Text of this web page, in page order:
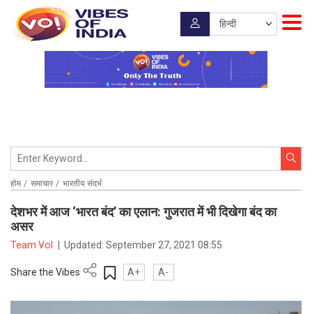
होम समाचार भारतीय संदर्भ
देशभर में आज ‘भारत बंद’ का एलान: गुजरात में भी दिखेगा बंद का
असर
Team VoI Updated:September 27, 2021 08:55
Share the Vibes A+ A-